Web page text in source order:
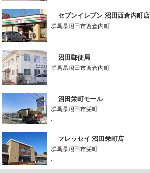
セブンイレブン 沼田西倉内町店
群馬県沼田市西倉内町
-
沼田郵便局
群馬県沼田市西倉内町
-
沼田栄町モール
群馬県沼田市栄町
-
フレッセイ 沼田栄町店
群馬県沼田市栄町
-